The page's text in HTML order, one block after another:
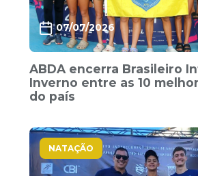
07/07/2026
ABDA encerra Brasileiro
Inverno entre as 10
do país
NATAÇÃO